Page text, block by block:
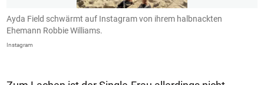
Ayda Field schwärmt auf Instagram von ihrem halbnackten
Ehemann Robbie Williams.
Instagram